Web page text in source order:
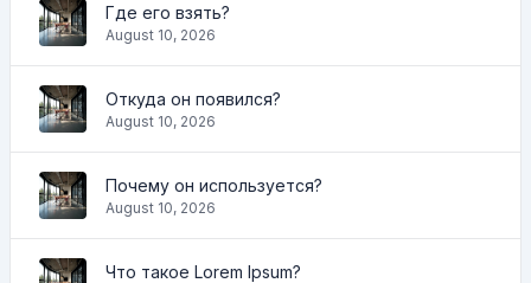
Где его взять?
August 10, 2026
Откуда он появился?
August 10, 2026
Почему он используется?
August 10, 2026
Что такое Lorem Ipsum?